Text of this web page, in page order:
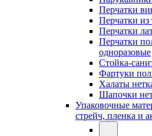
Перчатки
Перчатки из
Перчатки
Перчатки
одноразовые
Стойка-
Фартуки
Халаты
Шапочки
Упаковочные
стрейч, пленка и